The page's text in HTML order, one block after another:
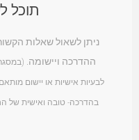
תוכל
ניתן לשאול שאלות
ההדרכה ויישומה.
לבעיות אישיות או יישום
בהדרכה- טובה ואישית של